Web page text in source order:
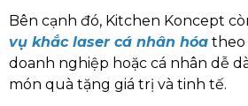
Bên cạnh đó, Kitchen Koncept
vụ khắc laser cá nhân hóa theo
doanh nghiệp hoặc cá nhân dễ
món quà tặng giá trị và tinh tế.